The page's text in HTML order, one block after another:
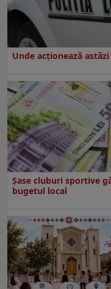
Unde acționează
Şase cluburi sportive
bugetul local